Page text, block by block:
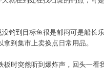
钓到目标鱼很是郁闷可是船长
到集市上卖换点日常用品。
时突然听到爆炸声，回头一看